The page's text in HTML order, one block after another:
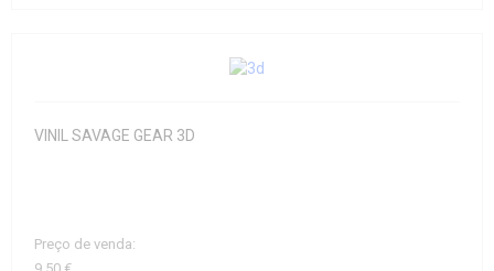
VINIL SAVAGE GEAR 3D
Preço de venda: